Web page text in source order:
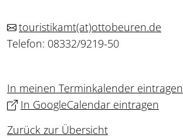
touristikamt(at)ottobeuren.de
Telefon: 08332/9219-50
In meinen Terminkalender eintragen
In GoogleCalendar eintragen
Zurück zur Übersicht